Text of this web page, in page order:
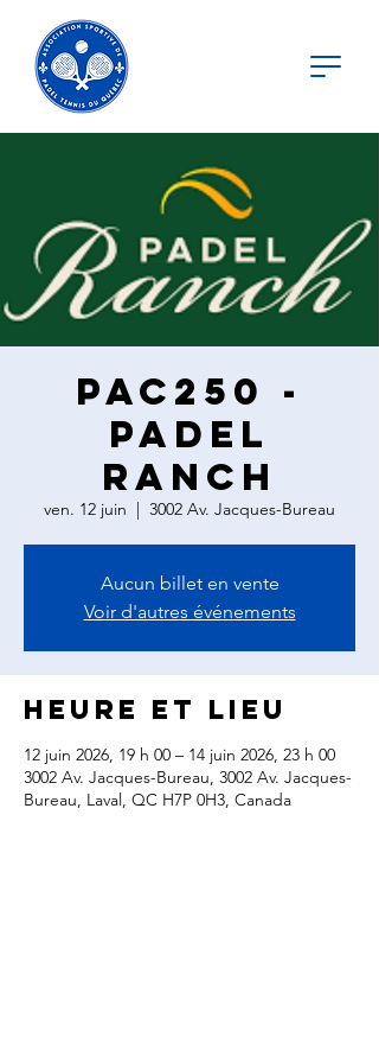
PAC250 -
Padel
Ranch
ven. 12 juin
  |
3002 Av. Jacques-Bureau
Aucun billet en vente
Voir d'autres événements
Heure et lieu
12 juin 2026, 19 h 00 – 14 juin 2026, 23 h 00
3002 Av. Jacques-Bureau, 3002 Av. Jacques-
Bureau, Laval, QC H7P 0H3, Canada